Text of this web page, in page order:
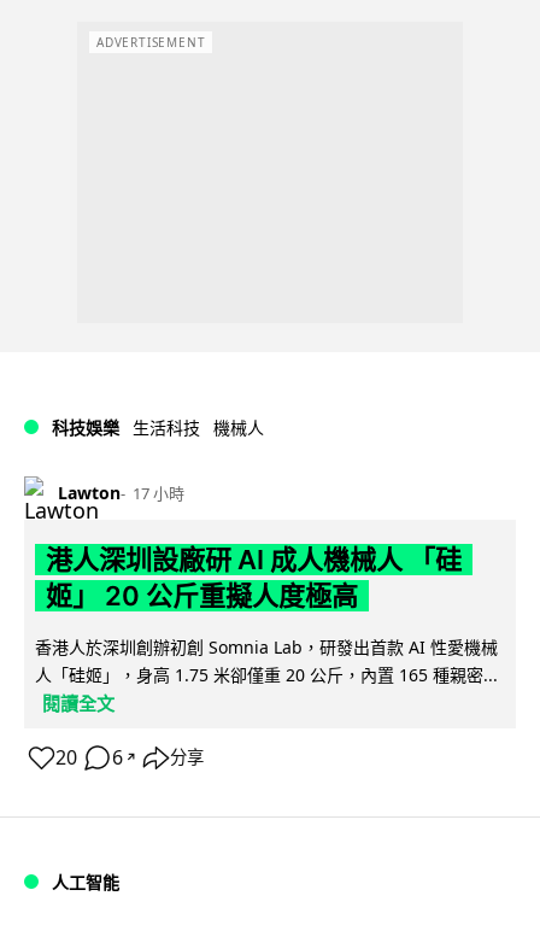
ADVERTISEMENT
科技娛樂 生活科技 機械人
Lawton 17 小時
港人深圳設廠研 AI 成人機械人 「硅
姬」 20 公斤重擬人度極高
香港人於深圳創辦初創 Somnia Lab，研發出首款 AI 性愛機械
人「硅姬」，身高 1.75 米卻僅重 20 公斤，內置 165 種親密...
閱讀全文
20 6 ↗ 分享
人工智能